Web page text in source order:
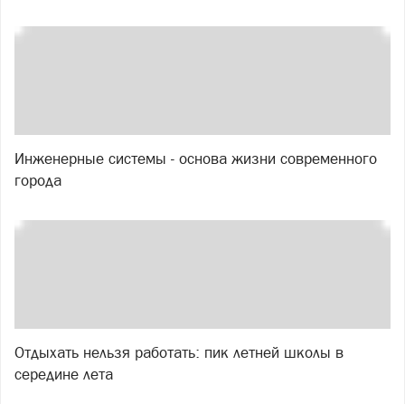
Инженерные системы - основа жизни современного
города
Отдыхать нельзя работать: пик летней школы в
середине лета